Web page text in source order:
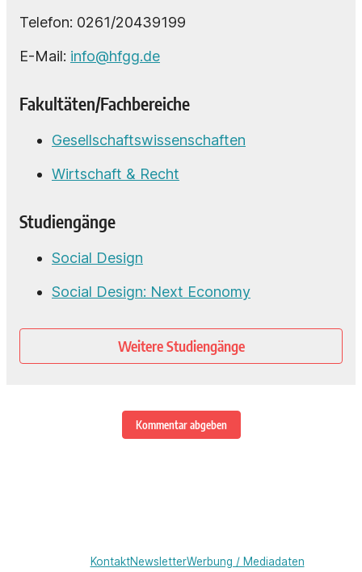
Telefon: 0261/20439199
E-Mail: info@hfgg.de
Fakultäten/Fachbereiche
Gesellschaftswissenschaften
Wirtschaft & Recht
Studiengänge
Social Design
Social Design: Next Economy
Weitere Studiengänge
Kommentar abgeben
KontaktNewsletterWerbung / Mediadaten